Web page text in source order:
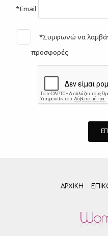
*Email
*Συμφωνώ να
προσφορές
ΑΡΧΙΚΗ